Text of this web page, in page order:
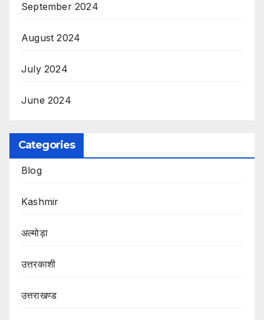
September 2024
August 2024
July 2024
June 2024
Categories
Blog
Kashmir
अल्मोड़ा
उत्तरकाशी
उत्तराखण्ड